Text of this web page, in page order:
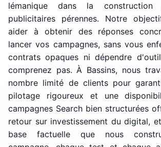
lémanique dans la construction
publicitaires pérennes. Notre
aider à obtenir des réponses
lancer vos campagnes, sans vous
contrats opaques ni dépendre
comprenez pas. À Bassins, nous
nombre limité de clients pour
pilotage rigoureux et une
campagnes Search bien structurées
retour sur investissement du digital,
base factuelle que nous